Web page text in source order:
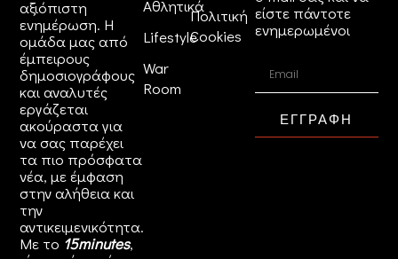
αξιόπιστη
ενημέρωση. Η
ομάδα μας από
έμπειρους
δημοσιογράφους
και αναλυτές
εργάζεται
ακούραστα για
να σας παρέχει
τα πιο πρόσφατα
νέα, με έμφαση
στην αλήθεια και
την
αντικειμενικότητα.
Με το 15minutes,
Αθλητικά
Lifestyle
War
Room
Πολιτική
Cookies
είστε πάντοτε
ενημερωμένοι
ΕΓΓΡΑΦΗ